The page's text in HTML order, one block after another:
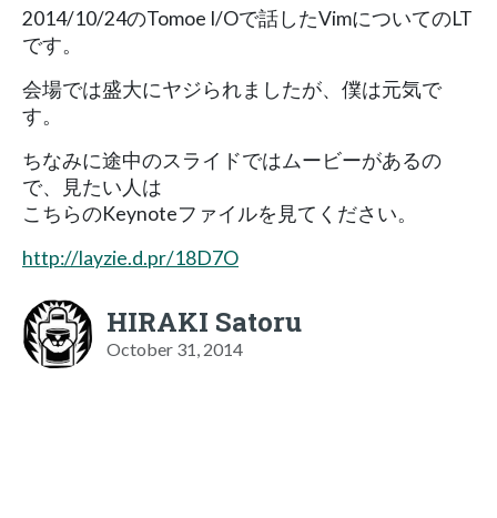
2014/10/24のTomoe I/Oで話したVimについてのLT
です。
会場では盛大にヤジられましたが、僕は元気で
す。
ちなみに途中のスライドではムービーがあるの
で、見たい人は
こちらのKeynoteファイルを見てください。
http://layzie.d.pr/18D7O
HIRAKI Satoru
October 31, 2014